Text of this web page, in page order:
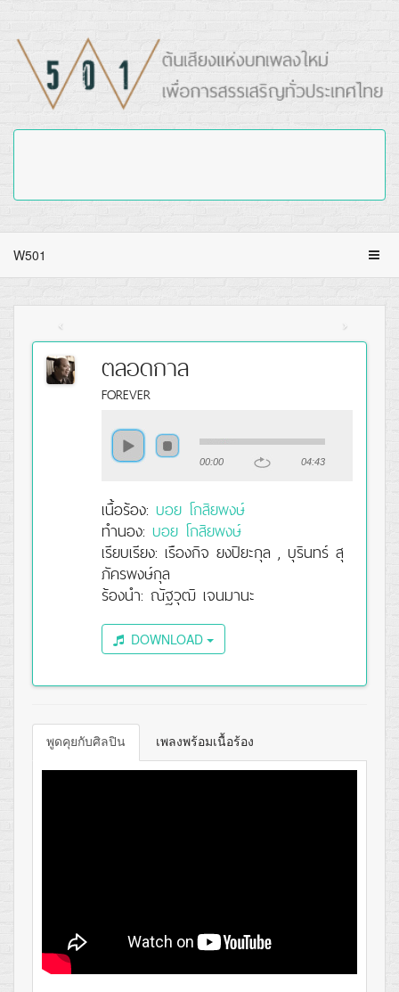
W501
ตลอดกาล
FOREVER
00:00 04:43
เนื้อร้อง:บอย โกสิยพงษ์
ทำนอง:บอย โกสิยพงษ์
เรียบเรียง: เรืองกิจ ยงปิยะกุล , บุรินทร์ สุ
ภัครพงษ์กุล
ร้องนำ: ณัฐวุฒิ เจนมานะ
DOWNLOAD
พูดคุยกับศิลปิน เพลงพร้อมเนื้อร้อง